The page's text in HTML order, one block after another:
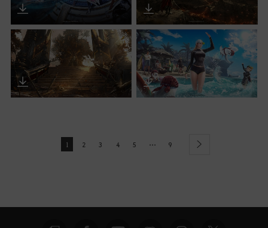
1 2 3 4 5 ... 9 next